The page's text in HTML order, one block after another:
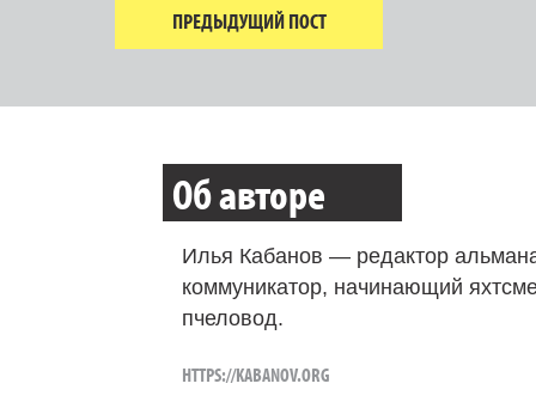
ПРЕДЫДУЩИЙ ПОСТ
Об авторе
Илья Кабанов — редактор
коммуникатор, начинающий
пчеловод.
HTTPS://KABANOV.ORG